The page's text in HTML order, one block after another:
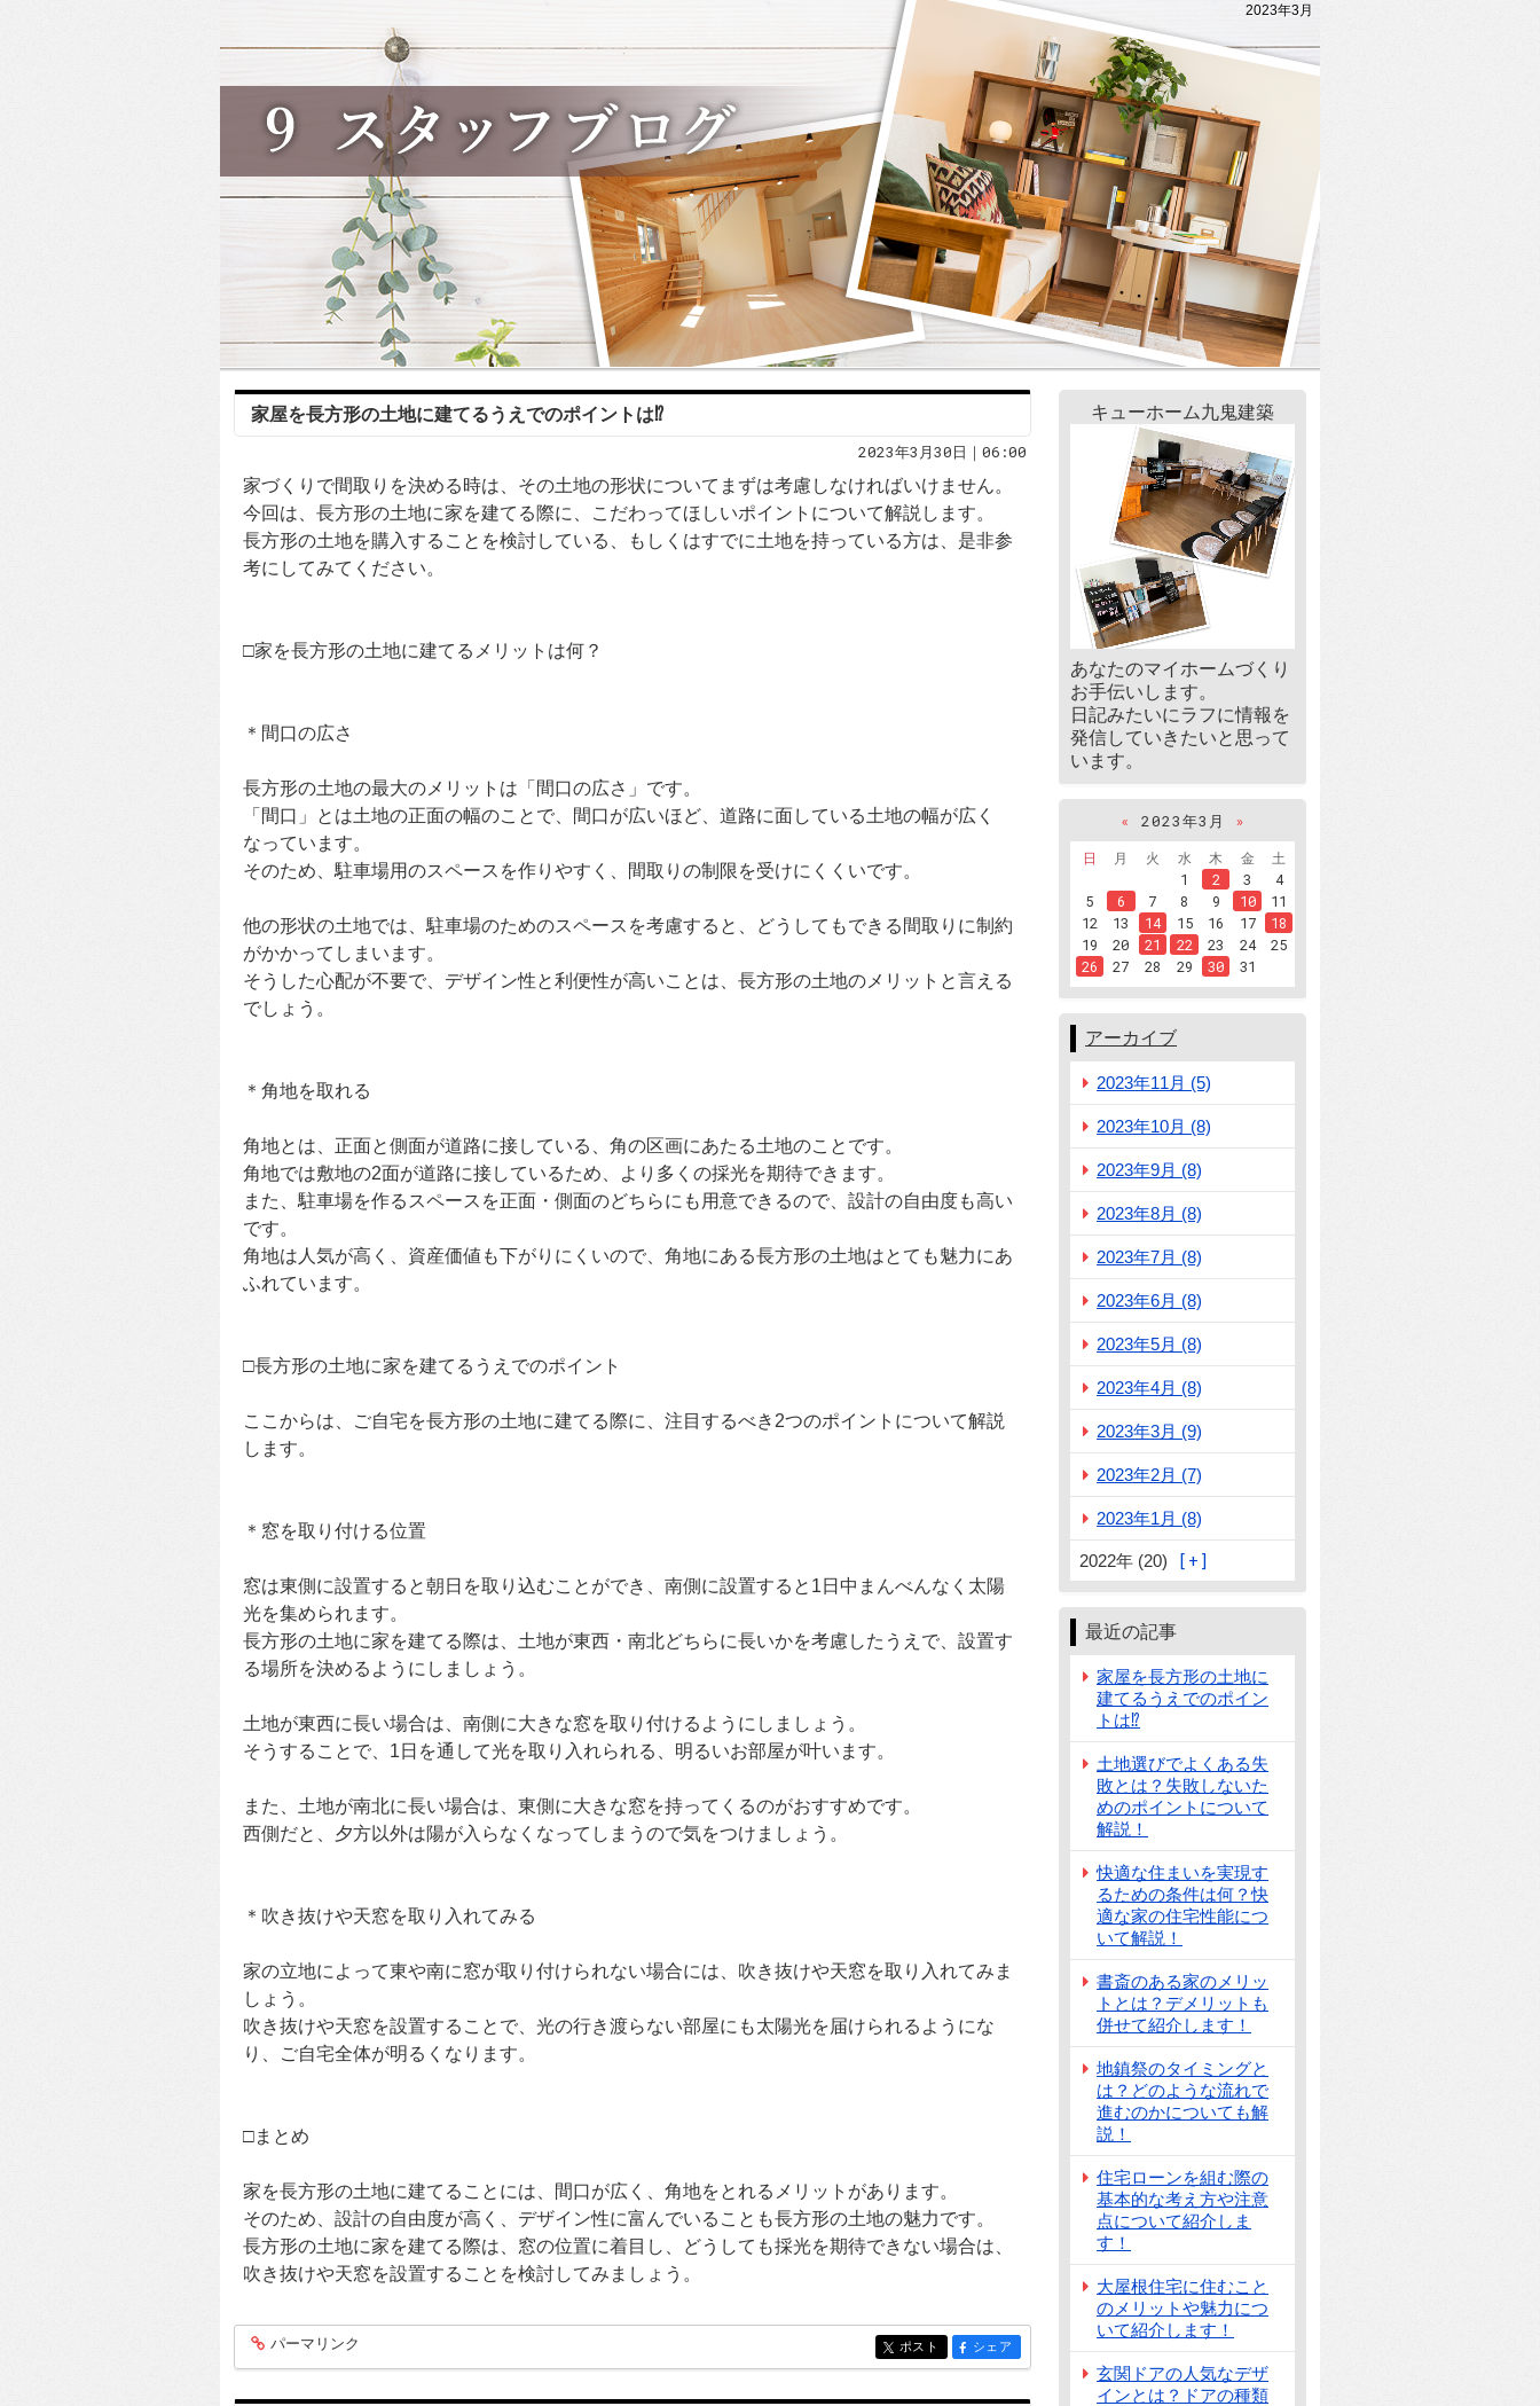
2023年3月
家屋を長方形の土地に建てるうえでのポイントは⁉
2023年3月30日｜06:00
家づくりで間取りを決める時は、その土地の形状についてまずは考慮しなければいけません。
今回は、長方形の土地に家を建てる際に、こだわってほしいポイントについて解説します。
長方形の土地を購入することを検討している、もしくはすでに土地を持っている方は、是非参
考にしてみてください。
□家を長方形の土地に建てるメリットは何？
＊間口の広さ
長方形の土地の最大のメリットは「間口の広さ」です。
「間口」とは土地の正面の幅のことで、間口が広いほど、道路に面している土地の幅が広く
なっています。
そのため、駐車場用のスペースを作りやすく、間取りの制限を受けにくくいです。
他の形状の土地では、駐車場のためのスペースを考慮すると、どうしてもできる間取りに制約
がかかってしまいます。
そうした心配が不要で、デザイン性と利便性が高いことは、長方形の土地のメリットと言える
でしょう。
＊角地を取れる
角地とは、正面と側面が道路に接している、角の区画にあたる土地のことです。
角地では敷地の2面が道路に接しているため、より多くの採光を期待できます。
また、駐車場を作るスペースを正面・側面のどちらにも用意できるので、設計の自由度も高い
です。
角地は人気が高く、資産価値も下がりにくいので、角地にある長方形の土地はとても魅力にあ
ふれています。
□長方形の土地に家を建てるうえでのポイント
ここからは、ご自宅を長方形の土地に建てる際に、注目するべき2つのポイントについて解説
します。
＊窓を取り付ける位置
窓は東側に設置すると朝日を取り込むことができ、南側に設置すると1日中まんべんなく太陽
光を集められます。
長方形の土地に家を建てる際は、土地が東西・南北どちらに長いかを考慮したうえで、設置す
る場所を決めるようにしましょう。
土地が東西に長い場合は、南側に大きな窓を取り付けるようにしましょう。
そうすることで、1日を通して光を取り入れられる、明るいお部屋が叶います。
また、土地が南北に長い場合は、東側に大きな窓を持ってくるのがおすすめです。
西側だと、夕方以外は陽が入らなくなってしまうので気をつけましょう。
＊吹き抜けや天窓を取り入れてみる
家の立地によって東や南に窓が取り付けられない場合には、吹き抜けや天窓を取り入れてみま
しょう。
吹き抜けや天窓を設置することで、光の行き渡らない部屋にも太陽光を届けられるようにな
り、ご自宅全体が明るくなります。
□まとめ
家を長方形の土地に建てることには、間口が広く、角地をとれるメリットがあります。
そのため、設計の自由度が高く、デザイン性に富んでいることも長方形の土地の魅力です。
長方形の土地に家を建てる際は、窓の位置に着目し、どうしても採光を期待できない場合は、
吹き抜けや天窓を設置することを検討してみましょう。
entry224
パーマリンク entry224
ポスト entry224
シェア
キューホーム九鬼建築
あなたのマイホームづくり
お手伝いします。
日記みたいにラフに情報を
発信していきたいと思って
います。
« 2023年3月
»
日
月 火 水 木 金
土
1
2 3
4
5
6 7 8 9 10
11
12
13 14 15 16 17
18
19
20 21 22 23 24
25
26
27 28 29 30 31
アーカイブ
2023年11月 (5)
2023年10月 (8)
2023年9月 (8)
2023年8月 (8)
2023年7月 (8)
2023年6月 (8)
2023年5月 (8)
2023年4月 (8)
2023年3月 (9)
2023年2月 (7)
2023年1月 (8)
2022年 (20)
最近の記事
家屋を長方形の土地に
建てるうえでのポイン
トは⁉
土地選びでよくある失
敗とは？失敗しないた
めのポイントについて
解説！
快適な住まいを実現す
るための条件は何？快
適な家の住宅性能につ
いて解説！
書斎のある家のメリッ
トとは？デメリットも
併せて紹介します！
地鎮祭のタイミングと
は？どのような流れで
進むのかについても解
説！
住宅ローンを組む際の
基本的な考え方や注意
点について紹介しま
す！
大屋根住宅に住むこと
のメリットや魅力につ
いて紹介します！
玄関ドアの人気なデザ
インとは？ドアの種類